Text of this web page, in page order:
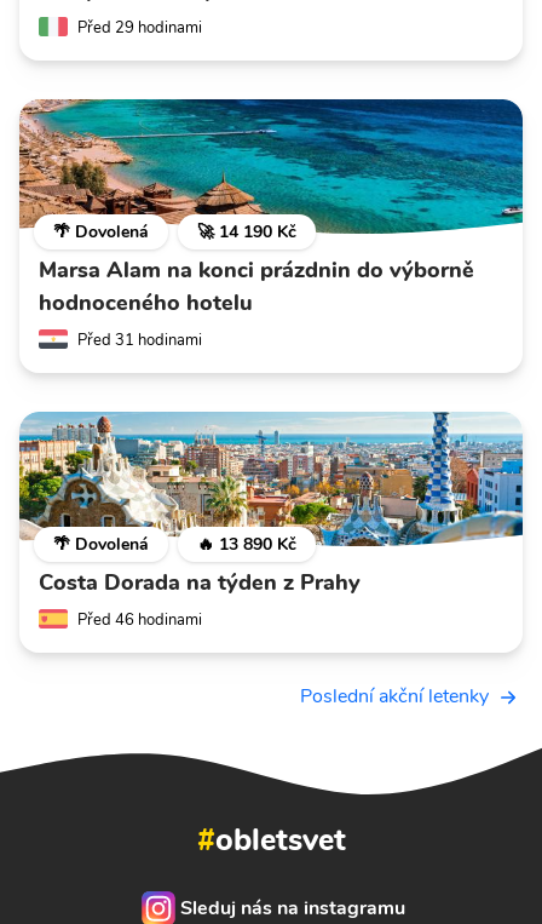
Před 29 hodinami
🌴 Dovolená 🚀 14 190 Kč
Marsa Alam na konci prázdnin do výborně
hodnoceného hotelu
Před 31 hodinami
🌴 Dovolená 🔥 13 890 Kč
Costa Dorada na týden z Prahy
Před 46 hodinami
Poslední akční letenky
#obletsvet
Sleduj nás na instagramu